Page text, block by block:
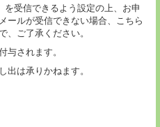
受信できるよう設定の上、お申
ールが受信できない場合、こちら
、ご了承ください。
与されます。
は承りかねます。